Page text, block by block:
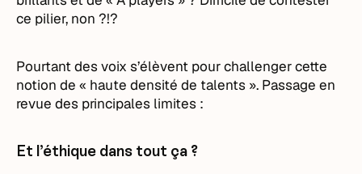
ce pilier, non ?!?
Pourtant des voix s’élèvent pour challenger cette
notion de « haute densité de talents ». Passage en
revue des principales limites :
Et l’éthique dans tout ça ?